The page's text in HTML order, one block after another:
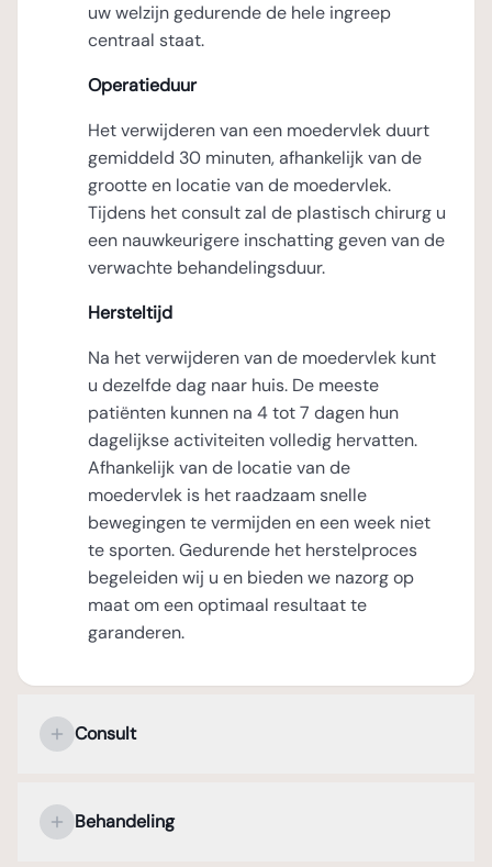
uw welzijn gedurende de hele ingreep
centraal staat.
Operatieduur
Het verwijderen van een moedervlek duurt
gemiddeld 30 minuten, afhankelijk van de
grootte en locatie van de moedervlek.
Tijdens het consult zal de plastisch chirurg u
een nauwkeurigere inschatting geven van de
verwachte behandelingsduur.
Hersteltijd
Na het verwijderen van de moedervlek kunt
u dezelfde dag naar huis. De meeste
patiënten kunnen na 4 tot 7 dagen hun
dagelijkse activiteiten volledig hervatten.
Afhankelijk van de locatie van de
moedervlek is het raadzaam snelle
bewegingen te vermijden en een week niet
te sporten. Gedurende het herstelproces
begeleiden wij u en bieden we nazorg op
maat om een optimaal resultaat te
garanderen.
Consult
plastisch chirurg
Behandeling